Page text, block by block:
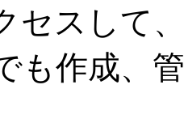
セスして
作成、管